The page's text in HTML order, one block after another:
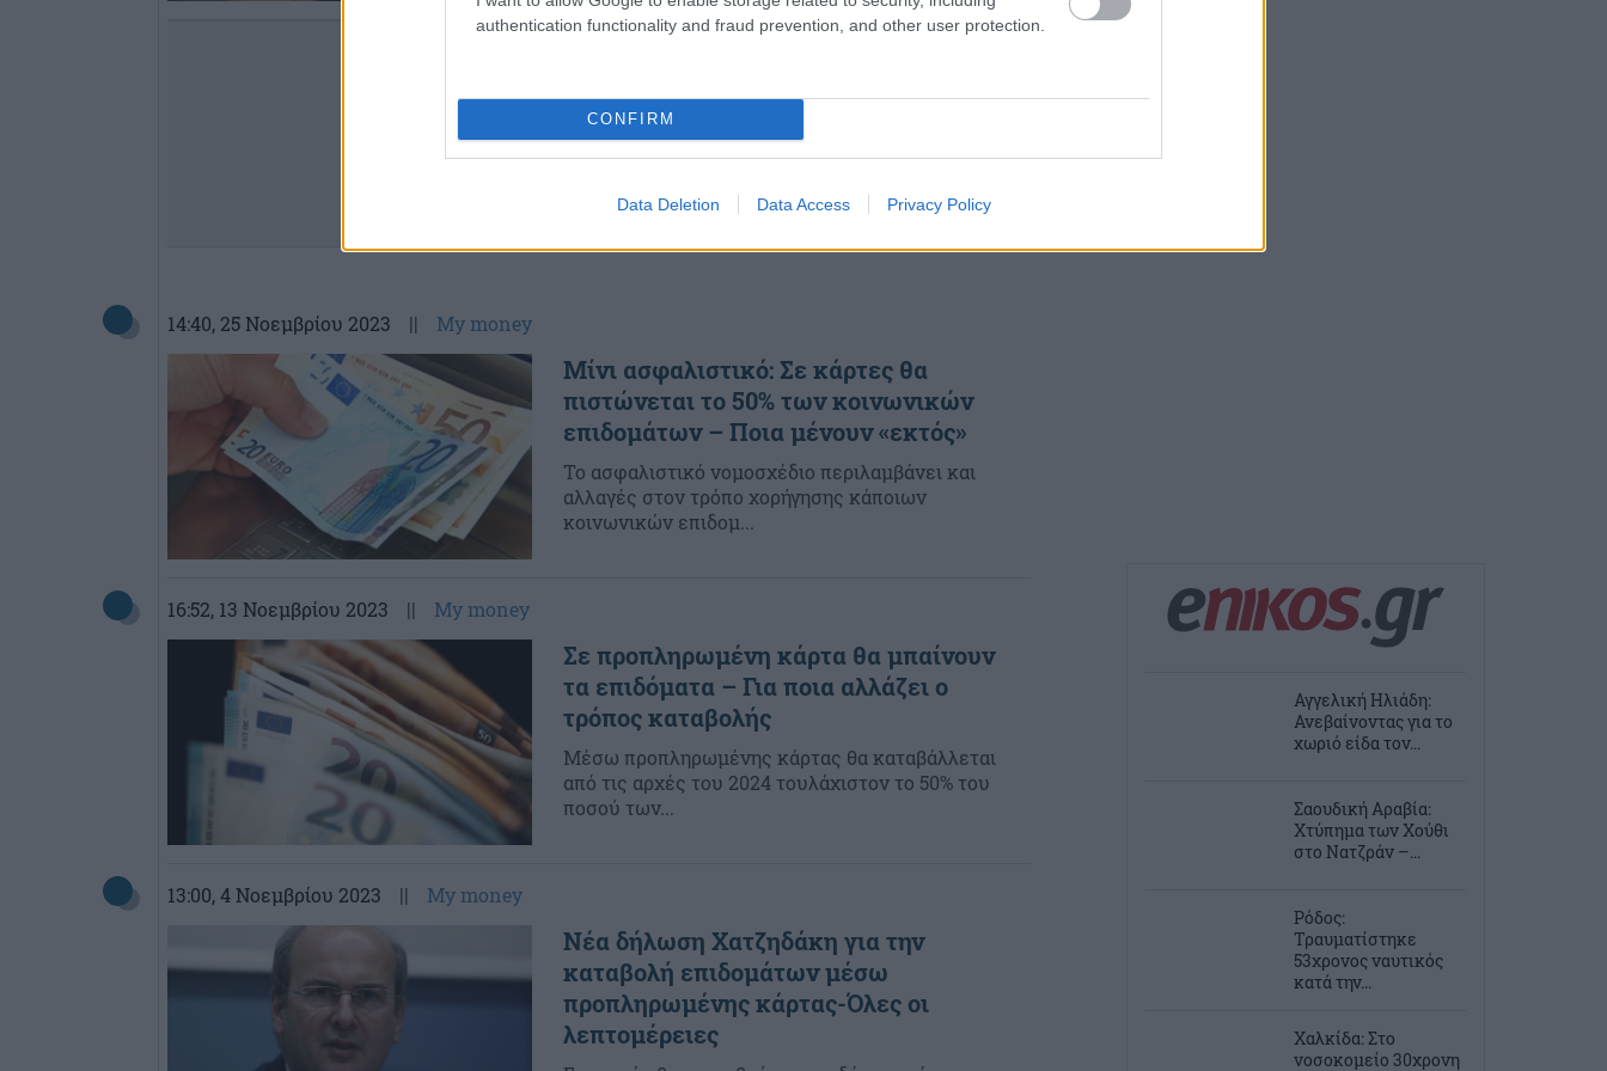
authentication functionality and fraud prevention, and other user protection.
CONFIRM
Data Deletion Data Access Privacy Policy
14:40, 25 Νοεμβρίου 2023 || My money
Μίνι ασφαλιστικό: Σε κάρτες θα
πιστώνεται το 50% των κοινωνικών
επιδομάτων – Ποια μένουν «εκτός»
Το ασφαλιστικό νομοσχέδιο περιλαμβάνει και
αλλαγές στον τρόπο χορήγησης κάποιων
κοινωνικών επιδομ...
16:52, 13 Νοεμβρίου 2023 || My money
Σε προπληρωμένη κάρτα θα μπαίνουν
τα επιδόματα – Για ποια αλλάζει ο
τρόπος καταβολής
Mέσω προπληρωμένης κάρτας θα καταβάλλεται
από τις αρχές του 2024 τουλάχιστον το 50% του
ποσού των...
13:00, 4 Νοεμβρίου 2023 || My money
Νέα δήλωση Χατζηδάκη για την
καταβολή επιδομάτων μέσω
προπληρωμένης κάρτας-Όλες οι
λεπτομέρειες
Αγγελική Ηλιάδη:
Ανεβαίνοντας για το
χωριό είδα τον...
Σαουδική Αραβία:
Χτύπημα των Χούθι
στο Νατζράν –...
Ρόδος:
Τραυματίστηκε
53χρονος ναυτικός
κατά την...
Χαλκίδα: Στο
νοσοκομείο 30χρονη